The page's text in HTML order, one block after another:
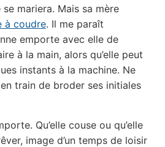
mariera. Mais sa mère
à coudre. Il me paraît
emporte avec elle de
à la main, alors qu’elle peut
instants à la machine. Ne
train de broder ses initiales
Qu’elle couse ou qu’elle
image d’un temps de loisir